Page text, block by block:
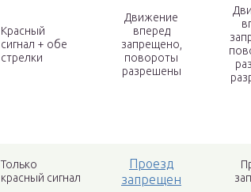
Красный
сигнал + обе
стрелки
Движение
вперед
запрещено,
повороты
разрешены
Только
красный сигнал
Проезд
запрещен